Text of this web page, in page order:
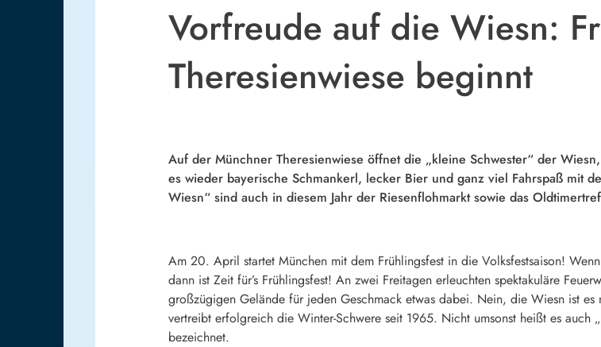
Vorfreude auf die Wiesn:
Theresienwiese beginnt
Auf der Münchner Theresienwiese öffnet die „kleine Schwester“ der
es wieder bayerische Schmankerl, lecker Bier und ganz viel Fahrspaß mit
Wiesn“ sind auch in diesem Jahr der Riesenflohmarkt sowie das
Am 20. April startet München mit dem Frühlingsfest in die Volksfestsaison!
dann ist Zeit für’s Frühlingsfest! An zwei Freitagen erleuchten spektakuläre
großzügigen Gelände für jeden Geschmack etwas dabei. Nein, die Wiesn ist
vertreibt erfolgreich die Winter-Schwere seit 1965. Nicht umsonst heißt es auch
bezeichnet.